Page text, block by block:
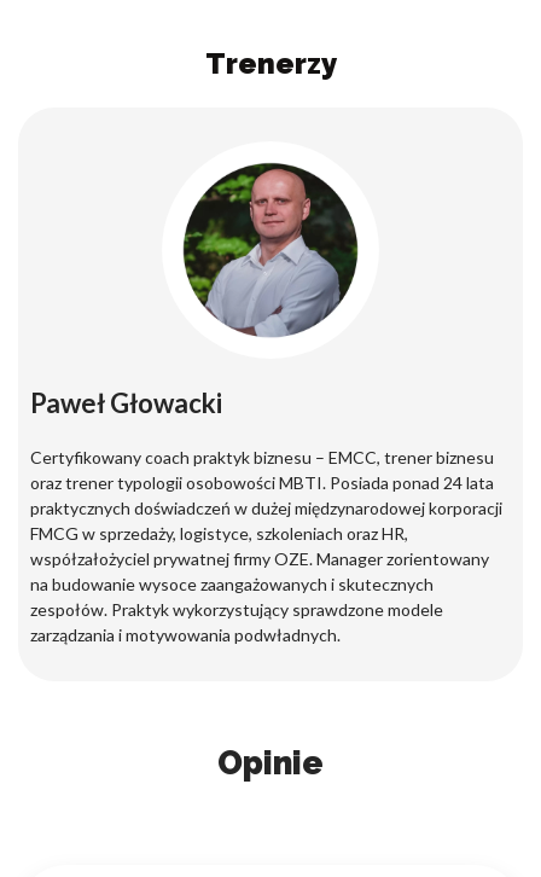
Trenerzy
Paweł Głowacki
Certyfikowany coach praktyk biznesu – EMCC, trener biznesu
oraz trener typologii osobowości MBTI. Posiada ponad 24 lata
praktycznych doświadczeń w dużej międzynarodowej korporacji
FMCG w sprzedaży, logistyce, szkoleniach oraz HR,
współzałożyciel prywatnej firmy OZE. Manager zorientowany
na budowanie wysoce zaangażowanych i skutecznych
zespołów. Praktyk wykorzystujący sprawdzone modele
zarządzania i motywowania podwładnych.
Opinie